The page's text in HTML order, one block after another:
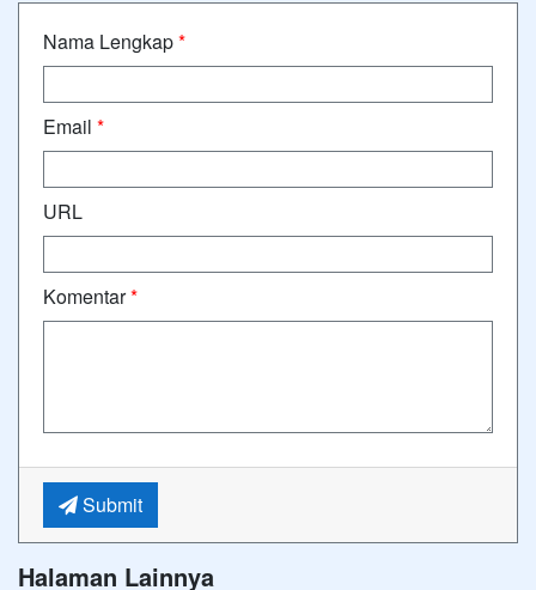
Nama Lengkap*
Email *
URL
Komentar*
Submit
Halaman Lainnya